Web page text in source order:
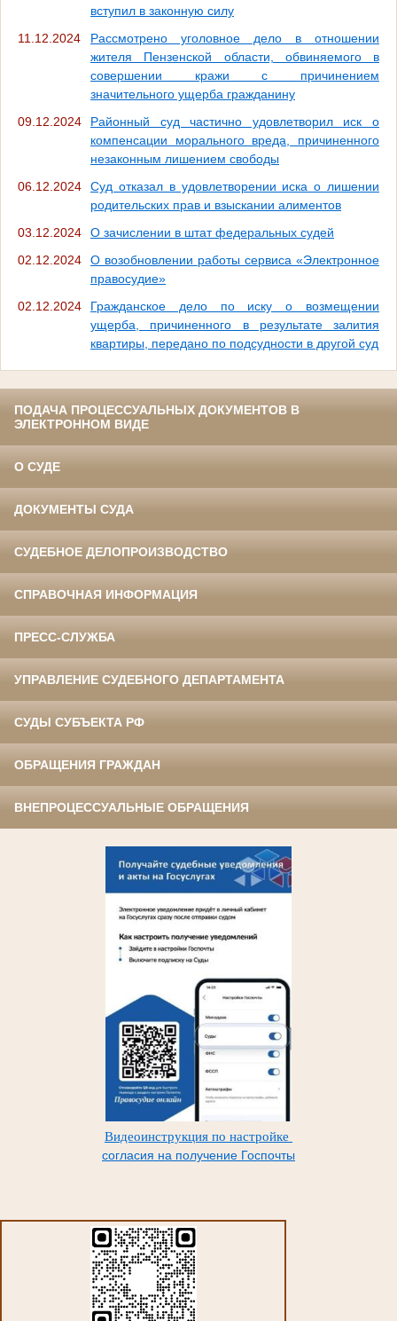
вступил в законную силу
11.12.2024
Рассмотрено уголовное дело в отношении
жителя Пензенской области, обвиняемого в
совершении кражи с причинением
значительного ущерба гражданину
09.12.2024
Районный суд частично удовлетворил иск о
компенсации морального вреда, причиненного
незаконным лишением свободы
06.12.2024
Суд отказал в удовлетворении иска о лишении
родительских прав и взыскании алиментов
03.12.2024
О зачислении в штат федеральных судей
02.12.2024
О возобновлении работы сервиса «Электронное
правосудие»
02.12.2024
Гражданское дело по иску о возмещении
ущерба, причиненного в результате залития
квартиры, передано по подсудности в другой суд
ПОДАЧА ПРОЦЕССУАЛЬНЫХ ДОКУМЕНТОВ В
ЭЛЕКТРОННОМ ВИДЕ
О СУДЕ
ДОКУМЕНТЫ СУДА
СУДЕБНОЕ ДЕЛОПРОИЗВОДСТВО
СПРАВОЧНАЯ ИНФОРМАЦИЯ
ПРЕСС-СЛУЖБА
УПРАВЛЕНИЕ СУДЕБНОГО ДЕПАРТАМЕНТА
СУДЫ СУБЪЕКТА РФ
ОБРАЩЕНИЯ ГРАЖДАН
ВНЕПРОЦЕССУАЛЬНЫЕ ОБРАЩЕНИЯ
Видеоинструкция по настройке
согласия на получение Госпочты